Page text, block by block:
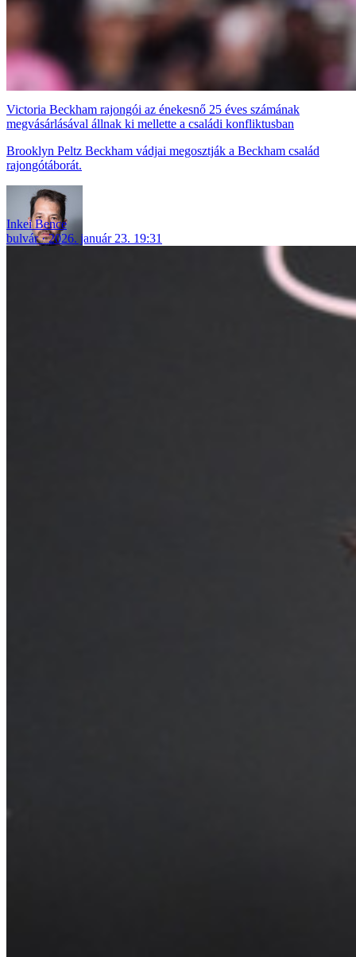
Victoria Beckham rajongói az énekesnő 25 éves számának
megvásárlásával állnak ki mellette a családi konfliktusban
Brooklyn Peltz Beckham vádjai megosztják a Beckham család
rajongótáborát.
Inkei Bence
bulvár
2026. január 23. 19:31